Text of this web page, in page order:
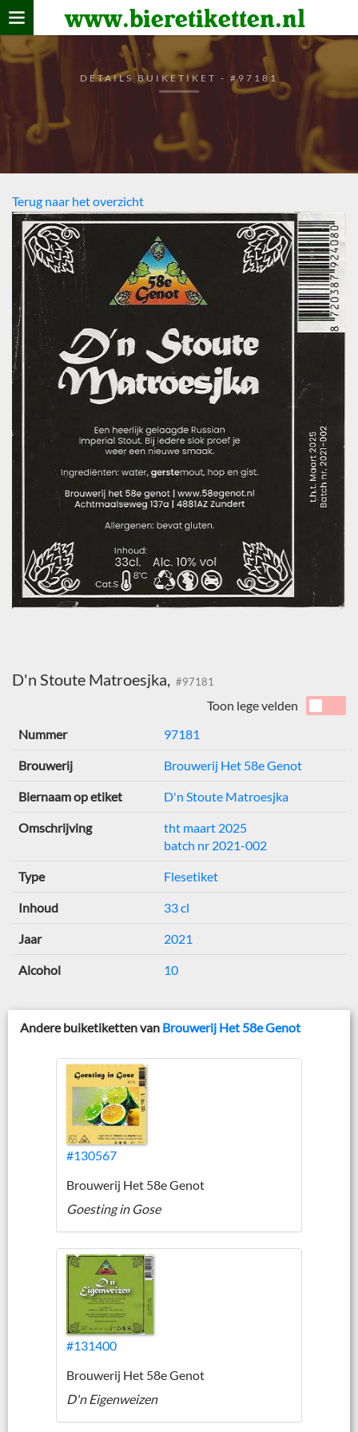
www.bieretiketten.nl
Home
verzamelen
De bierkaart
Bezoekers
DETAILS BUIKETIKET - #97181
Terug naar het overzicht
D'n Stoute Matroesjka, #97181
Toon lege velden
Nummer
97181
Brouwerij Brouwerij Het 58e Genot
Biernaam op etiket D'n Stoute Matroesjka
Omschrijving
tht maart 2025
batch nr 2021-002
Type Flesetiket
Inhoud 33 cl
Jaar 2021
Alcohol 10
Andere buiketiketten van Brouwerij Het 58e Genot
#130567
Brouwerij Het 58e Genot
Goesting in Gose
#131400
Brouwerij Het 58e Genot
D'n Eigenweizen